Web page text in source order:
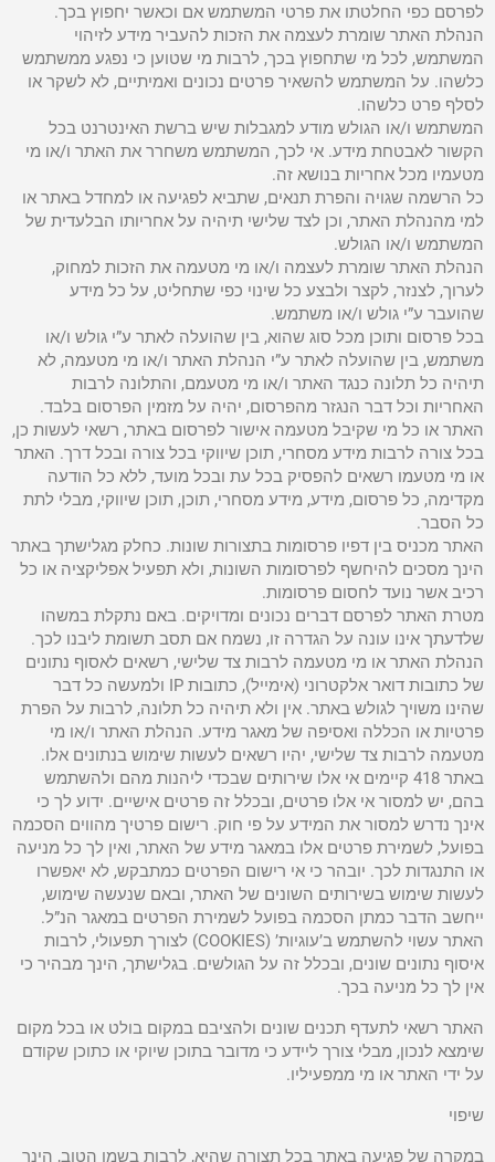
לפרסם כפי החלטתו את פרטי המשתמש אם וכאשר יחפוץ בכך.
הנהלת האתר שומרת לעצמה את הזכות להעביר מידע לזיהוי
המשתמש, לכל מי שתחפוץ בכך, לרבות מי שטוען כי נפגע ממשתמש
כלשהו. על המשתמש להשאיר פרטים נכונים ואמיתיים, לא לשקר או
לסלף פרט כלשהו.
המשתמש ו/או הגולש מודע למגבלות שיש ברשת האינטרנט בכל
הקשור לאבטחת מידע. אי לכך, המשתמש משחרר את האתר ו/או מי
מטעמיו מכל אחריות בנושא זה.
כל הרשמה שגויה והפרת תנאים, שתביא לפגיעה או למחדל באתר או
למי מהנהלת האתר, וכן לצד שלישי תיהיה על אחריותו הבלעדית של
המשתמש ו/או הגולש.
הנהלת האתר שומרת לעצמה ו/או מי מטעמה את הזכות למחוק,
לערוך, לצנזר, לקצר ולבצע כל שינוי כפי שתחליט, על כל מידע
שהועבר ע”י גולש ו/או משתמש.
בכל פרסום ותוכן מכל סוג שהוא, בין שהועלה לאתר ע”י גולש ו/או
משתמש, בין שהועלה לאתר ע”י הנהלת האתר ו/או מי מטעמה, לא
תיהיה כל תלונה כנגד האתר ו/או מי מטעמם, והתלונה לרבות
האחריות וכל דבר הנגזר מהפרסום, יהיה על מזמין הפרסום בלבד.
האתר או כל מי שקיבל מטעמה אישור לפרסום באתר, רשאי לעשות כן,
בכל צורה לרבות מידע מסחרי, תוכן שיווקי בכל צורה ובכל דרך. האתר
או מי מטעמו רשאים להפסיק בכל עת ובכל מועד, ללא כל הודעה
מקדימה, כל פרסום, מידע, מידע מסחרי, תוכן, תוכן שיווקי, מבלי לתת
כל הסבר.
האתר מכניס בין דפיו פרסומות בתצורות שונות. כחלק מגלישתך באתר
הינך מסכים להיחשף לפרסומות השונות, ולא תפעיל אפליקציה או כל
רכיב אשר נועד לחסום פרסומות.
מטרת האתר לפרסם דברים נכונים ומדויקים. באם נתקלת במשהו
שלדעתך אינו עונה על הגדרה זו, נשמח אם תסב תשומת ליבנו לכך.
הנהלת האתר או מי מטעמה לרבות צד שלישי, רשאים לאסוף נתונים
של כתובות דואר אלקטרוני (אימייל), כתובות IP ולמעשה כל דבר
שהינו משויך לגולש באתר. אין ולא תיהיה כל תלונה, לרבות על הפרת
פרטיות או הכללה ואסיפה של מאגר מידע. הנהלת האתר ו/או מי
מטעמה לרבות צד שלישי, יהיו רשאים לעשות שימוש בנתונים אלו.
באתר 418 קיימים אי אלו שירותים שבכדי ליהנות מהם ולהשתמש
בהם, יש למסור אי אלו פרטים, ובכלל זה פרטים אישיים. ידוע לך כי
אינך נדרש למסור את המידע על פי חוק. רישום פרטיך מהווים הסכמה
בפועל, לשמירת פרטים אלו במאגר מידע של האתר, ואין לך כל מניעה
או התנגדות לכך. יובהר כי אי רישום הפרטים כמתבקש, לא יאפשרו
לעשות שימוש בשירותים השונים של האתר, ובאם שנעשה שימוש,
ייחשב הדבר כמתן הסכמה בפועל לשמירת הפרטים במאגר הנ”ל.
האתר עשוי להשתמש ב’עוגיות’ (COOKIES) לצורך תפעולי, לרבות
איסוף נתונים שונים, ובכלל זה על הגולשים. בגלישתך, הינך מבהיר כי
אין לך כל מניעה בכך.
האתר רשאי לתעדף תכנים שונים ולהציבם במקום בולט או בכל מקום
שימצא לנכון, מבלי צורך ליידע כי מדובר בתוכן שיוקי או כתוכן שקודם
על ידי האתר או מי ממפעיליו.
שיפוי
במקרה של פגיעה באתר בכל תצורה שהיא, לרבות בשמו הטוב, הינך